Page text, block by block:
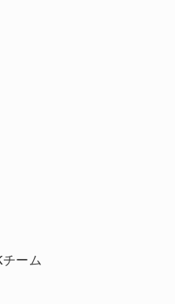
ーム